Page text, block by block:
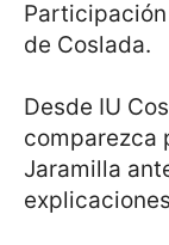
de Coslada.
Desde IU
comparezca
Jaramilla